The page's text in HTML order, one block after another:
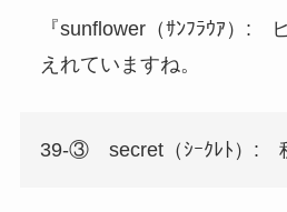
『sunflower（ｻﾝﾌﾗｳｱ）:
えれていますね。
39-③ secret（ｼｰｸﾚﾄ）: